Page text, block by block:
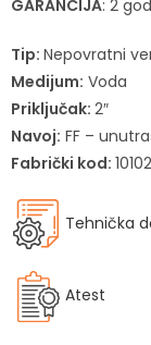
GARANCIJA: 2
Tip: Nepovratni
Medijum: Voda
Priključak: 2″
Navoj: FF –
Fabrički kod:
Tehnička
Atest